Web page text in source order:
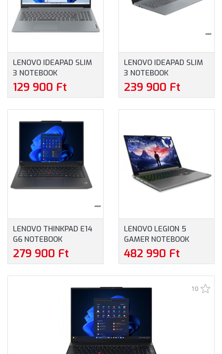
LENOVO IDEAPAD SLIM
3 NOTEBOOK
(82XB00F6HV) - 15.6"
FULLHD, INTEL N100,
WINDOWS 11 HOME, 2
ÉV GARANCIA, SZÜRKE
SZÍNBEN
129 900 Ft
LENOVO IDEAPAD SLIM
3 NOTEBOOK
(82XQ00TVHV) - 15.6"
FULLHD, AMD RYZEN 5-
WINDOWS 11 HOME, 3
ÉV GARANCIA, SZÜRKE
SZÍNBEN
239 900 Ft
LENOVO THINKPAD E14
G6 NOTEBOOK
(21M3002FCX) - 14.0"
WUXGA, AMD RYZEN 5-
PROFESSIONAL, 3 ÉV
GARANCIA, FEKETE
279 900 Ft
LENOVO LEGION 5
GAMER NOTEBOOK
(83DG00FNHV) - 16.0"
WQXGA, INTEL CORE I5-
GEFORCE RTX 4050
6GB, MAGYAR
BILLENTYŰZET,
OPERÁCIÓS RENDSZER
NÉLKÜL, 3 ÉV GARANCIA,
SZÜRKE SZÍNBEN
482 990 Ft
10